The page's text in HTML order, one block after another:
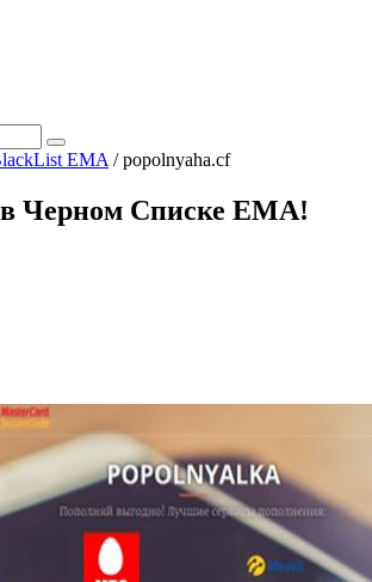
EMA /popolnyaha.cf
в Черном Списке ЕМА!